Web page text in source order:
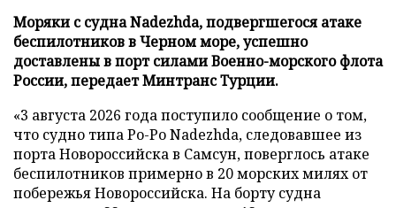
Моряки с судна Nadezhda, подвергшегося атаке
беспилотников в Черном море, успешно
доставлены в порт силами Военно-морского флота
России, передает Минтранс Турции.
«3 августа 2026 года поступило сообщение о том,
что судно типа Ро-Ро Nadezhda, следовавшее из
порта Новороссийска в Самсун, поверглось атаке
беспилотников примерно в 20 морских милях от
побережья Новороссийска. На борту судна